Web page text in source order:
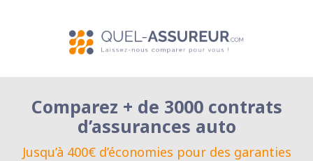
Comparez + de 3000 contrats
d’assurances auto
Jusqu’à 400€ d’économies pour des garanties